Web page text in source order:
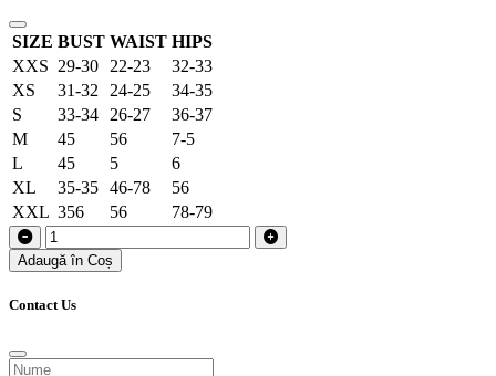
SIZE BUST WAIST HIPS
XXS 29-30 22-23
32-33
XS
31-32 24-25
34-35
S
33-34 26-27
36-37
M
45 56
7-5
L
45 5
6
XL
35-35 46-78
56
XXL 356 56 78-79
Adaugă în Coș
Contact Us